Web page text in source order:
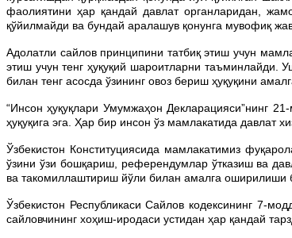
фаолиятини ҳар қандай давлат органларидан,
қўйилмайди ва бундай аралашув қонунга мувофиқ
Адолатли сайлов принципини татбиқ этиш учун
этиш учун тенг ҳуқуқий шароитларни таъминлайди.
билан тенг асосда ўзининг овоз бериш ҳуқуқини
“Инсон ҳуқуқлари Умумжаҳон Декларацияси”нинг
ҳуқуқига эга. Ҳар бир инсон ўз мамлакатида давлат
Ўзбекистон Конституциясида мамлакатимиз
ўзини ўзи бошқариш, референдумлар ўтказиш ва
ва такомиллаштириш йўли билан амалга оширилиши
Ўзбекистон Республикаси Сайлов кодексининг 7-
сайловчининг хоҳиш-иродаси устидан ҳар қандай